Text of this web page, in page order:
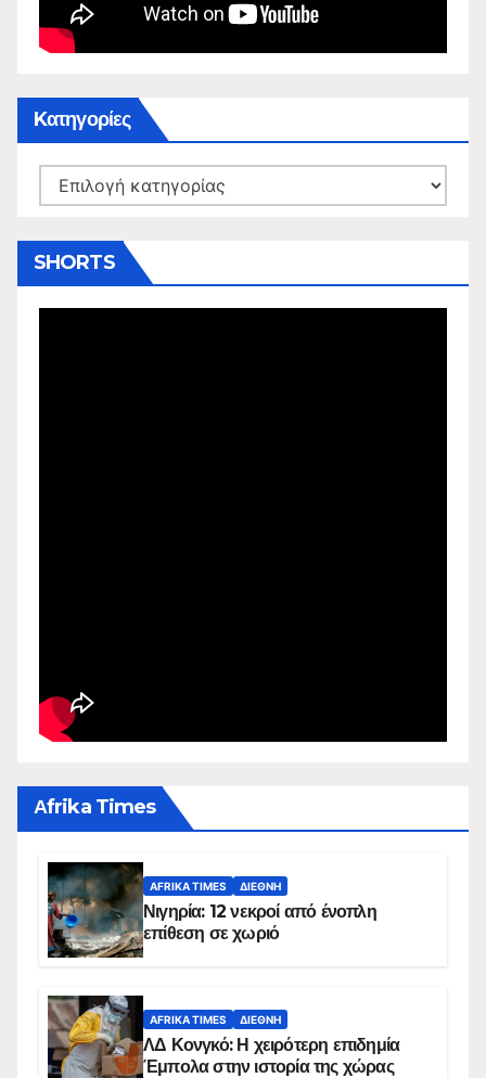
Kατηγορίες
Kατηγορίες
SHORTS
Αfrika Times
AFRIKA TIMES ΔΙΕΘΝΉ
Νιγηρία: 12 νεκροί από ένοπλη
επίθεση σε χωριό
AFRIKA TIMES ΔΙΕΘΝΉ
ΛΔ Κονγκό: Η χειρότερη επιδημία
Έμπολα στην ιστορία της χώρας